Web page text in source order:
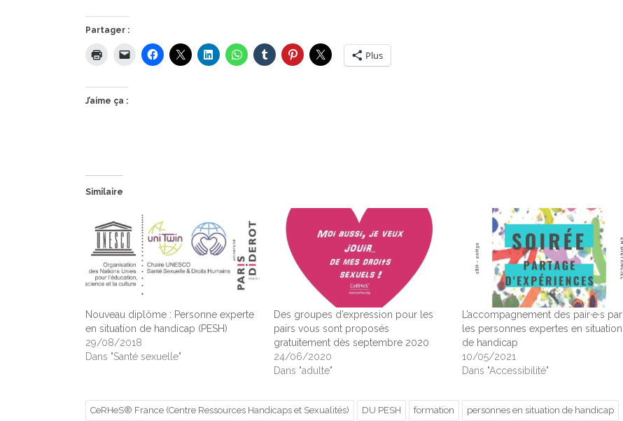
Partager :
Plus
J’aime ça :
Similaire
Nouveau diplôme : Personne experte
en situation de handicap (PESH)
29/08/2018
Dans "Santé sexuelle"
Des groupes d’expression pour les
pairs vous sont proposés
gratuitement dès septembre 2020
24/06/2020
Dans "adulte"
L’accompagnement des pair·e·s par
les personnes expertes en situation
de handicap
10/05/2021
Dans "Accessibilité"
CeRHeS® France (Centre Ressources Handicaps et Sexualités) DU PESH formation personnes en situation de handicap